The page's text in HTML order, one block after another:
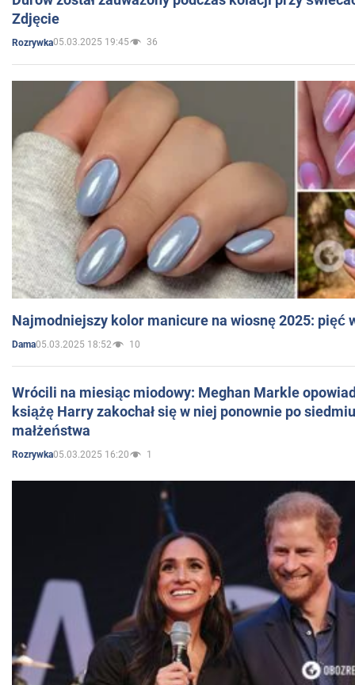
Zdjęcie
Rozrywka05.03.2025 19:45 36
Najmodniejszy kolor manicure na wiosnę 2025: pięć
Dama05.03.2025 18:52 10
Wrócili na miesiąc miodowy: Meghan Markle
książę Harry zakochał się w niej ponownie po
małżeństwa
Rozrywka05.03.2025 16:20 1